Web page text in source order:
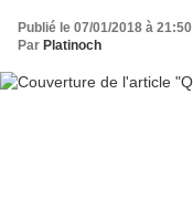
Publié le 07/01/2018 à 21:50
Par Platinoch